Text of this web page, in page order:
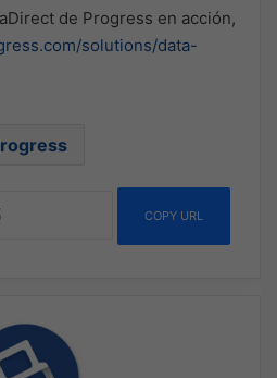
de Progress en acción,
solutions/data-
COPY URL